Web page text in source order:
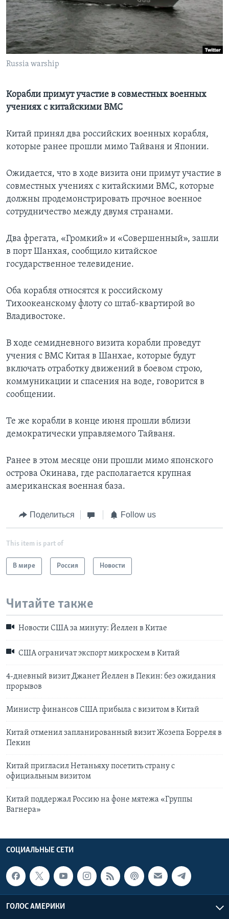
Learning English
СОЦИАЛЬНЫЕ СЕТИ
Языки
Russia warship
Корабли примут участие в совместных военных
учениях с китайскими ВМС
Китай принял два российских военных корабля,
которые ранее прошли мимо Тайваня и Японии.
Ожидается, что в ходе визита они примут участие в
совместных учениях с китайскими ВМС, которые
должны продемонстрировать прочное военное
сотрудничество между двумя странами.
Два фрегата, «Громкий» и «Совершенный», зашли
в порт Шанхая, сообщило китайское
государственное телевидение.
Оба корабля относятся к российскому
Тихоокеанскому флоту со штаб-квартирой во
Владивостоке.
В ходе семидневного визита корабли проведут
учения с ВМС Китая в Шанхае, которые будут
включать отработку движений в боевом строю,
коммуникации и спасения на воде, говорится в
сообщении.
Те же корабли в конце июня прошли вблизи
демократически управляемого Тайваня.
Ранее в этом месяце они прошли мимо японского
острова Окинава, где располагается крупная
американская военная база.
Поделиться Follow us
This item is part of
В мире Россия Новости
Читайте также
Новости США за минуту: Йеллен в Китае
США ограничат экспорт микросхем в Китай
4-дневный визит Джанет Йеллен в Пекин: без ожидания
прорывов
Министр финансов США прибыла с визитом в Китай
Китай отменил запланированный визит Жозепа Борреля в
Пекин
Китай пригласил Нетаньяху посетить страну с
официальным визитом
Китай поддержал Россию на фоне мятежа «Группы
Вагнера»
СОЦИАЛЬНЫЕ СЕТИ
ГОЛОС АМЕРИКИ